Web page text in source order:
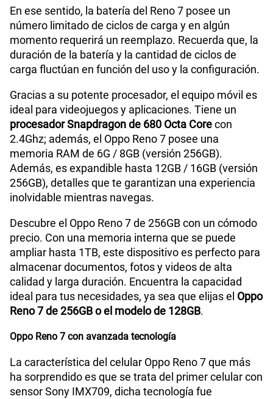
En ese sentido, la batería del Reno 7 posee un
número limitado de ciclos de carga y en algún
momento requerirá un reemplazo. Recuerda que, la
duración de la batería y la cantidad de ciclos de
carga fluctúan en función del uso y la configuración.
Gracias a su potente procesador, el equipo móvil es
ideal para videojuegos y aplicaciones. Tiene un
procesador Snapdragon de 680 Octa Corecon
2.4Ghz; además, el Oppo Reno 7 posee una
memoria RAM de 6G / 8GB (versión 256GB).
Además, es expandible hasta 12GB / 16GB (versión
256GB), detalles que te garantizan una experiencia
inolvidable mientras navegas.
Descubre el Oppo Reno 7 de 256GB con un cómodo
precio. Con una memoria interna que se puede
ampliar hasta 1TB, este dispositivo es perfecto para
almacenar documentos, fotos y videos de alta
calidad y larga duración. Encuentra la capacidad
ideal para tus necesidades, ya sea que elijas el Oppo
Reno 7 de 256GB o el modelo de 128GB.
Oppo Reno 7 con avanzada tecnología
La característica del celular Oppo Reno 7 que más
ha sorprendido es que se trata del primer celular con
sensor Sony IMX709, dicha tecnología fue